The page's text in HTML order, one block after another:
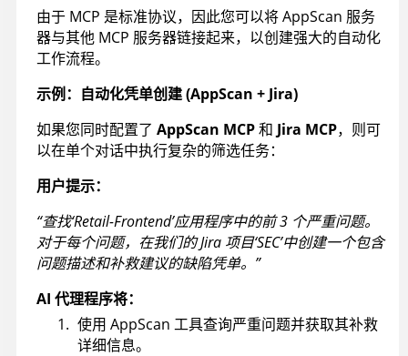
由于 MCP 是标准协议，因此您可以将AppScan 服务
器与其他 MCP 服务器链接起来，以创建强大的自动化
工作流程。
示例：自动化凭单创建 (AppScan + Jira)
如果您同时配置了 AppScan MCP和 Jira MCP，则可
以在单个对话中执行复杂的筛选任务：
用户提示：
“查找‘Retail-Frontend’应用程序中的前 3 个严重问题。
对于每个问题，在我们的 Jira 项目‘SEC’中创建一个包含
问题描述和补救建议的缺陷凭单。”
AI 代理程序将：
使用 AppScan 工具查询严重问题并获取其补救
详细信息。